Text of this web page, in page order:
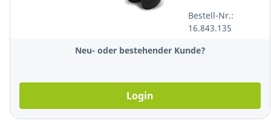
WPA00007,
universal
schwarz
Bestell-Nr.:
16.843.135
Neu- oder bestehender Kunde?
Login